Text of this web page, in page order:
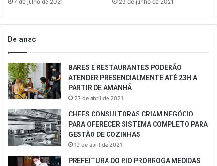
7 de julho de 2021 23 de junho de 2021
De anac
BARES E RESTAURANTES PODERÃO
ATENDER PRESENCIALMENTE ATÉ 23H A
PARTIR DE AMANHÃ
23 de abril de 2021
CHEFS CONSULTORAS CRIAM NEGÓCIO
PARA OFERECER SISTEMA COMPLETO PARA
GESTÃO DE COZINHAS
19 de abril de 2021
PREFEITURA DO RIO PRORROGA MEDIDAS